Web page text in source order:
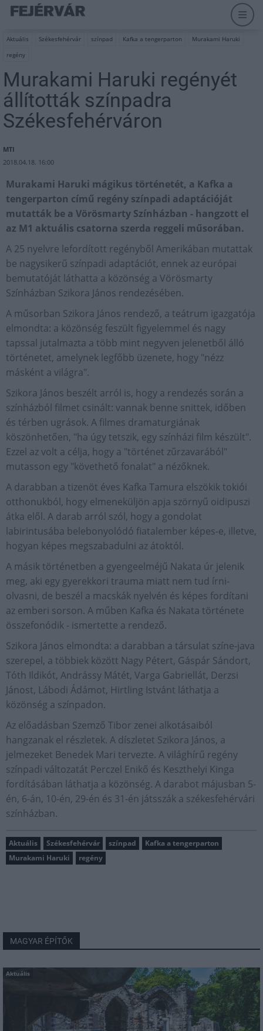
Aktuális Székesfehérvár színpad Kafka a tengerparton
Murakami Haruki
regény
Murakami Haruki regényét
állították színpadra
Székesfehérváron
MTI
2018.04.18. 16:00
Murakami Haruki mágikus történetét, a Kafka a
tengerparton című regény színpadi adaptációját
mutatták be a Vörösmarty Színházban - hangzott el
az M1 aktuális csatorna szerda reggeli műsorában.
A 25 nyelvre lefordított regényből Amerikában mutattak
be nagysikerű színpadi adaptációt, ennek az európai
bemutatóját láthatta a közönség a Vörösmarty
Színházban Szikora János rendezésében.
A műsorban Szikora János rendező, a teátrum igazgatója
elmondta: a közönség feszült figyelemmel és nagy
tapssal jutalmazta a több mint negyven jelenetből álló
történetet, amelynek legfőbb üzenete, hogy "nézz
másként a világra".
Szikora János beszélt arról is, hogy a rendezés során a
színházból filmet csinált: vannak benne snittek, időben
és térben ugrások. A filmes dramaturgiának
köszönhetően, "ha úgy tetszik, egy színházi film készült".
Ezzel az volt a célja, hogy a "történet zűrzavarából"
mutasson egy "követhető fonalat" a nézőknek.
A darabban a tizenöt éves Kafka Tamura elszökik tokiói
otthonukból, hogy elmeneküljön apja szörnyű oidipuszi
átka elől. A darab arról szól, hogy a gondolat
labirintusába belebonyolódó fiatalember képes-e, illetve,
hogyan képes megszabadulni az átoktól.
A másik történetben a gyengeelméjű Nakata úr jelenik
meg, aki egy gyerekkori trauma miatt nem tud írni-
olvasni, de beszél a macskák nyelvén és képes fordítani
az emberi sorson. A műben Kafka és Nakata története
összefonódik - ismertette a rendező.
Szikora János elmondta: a darabban a társulat színe-java
szerepel, a többiek között Nagy Pétert, Gáspár Sándort,
Tóth Ildikót, Andrássy Mátét, Varga Gabriellát, Derzsi
Jánost, Lábodi Ádámot, Hirtling Istvánt láthatja a
közönség a színpadon.
Az előadásban Szemző Tibor zenei alkotásaiból
hangzanak el részletek. A díszletet Szikora János, a
jelmezeket Benedek Mari tervezte. A világhírű regény
színpadi változatát Perczel Enikő és Keszthelyi Kinga
fordításában láthatja a közönség. A darabot májusban 5-
én, 6-án, 10-én, 29-én és 31-én játsszák a székesfehérvári
színházban.
Aktuális Székesfehérvár színpad
Kafka a tengerparton
Murakami Haruki
regény
MAGYAR ÉPÍTŐK
Aktuális